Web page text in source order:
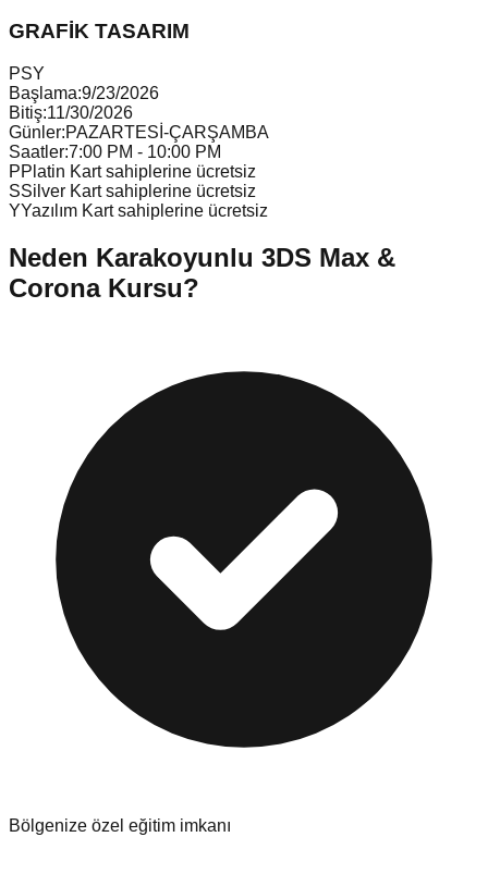
GRAFİK TASARIM
PSY
Başlama:9/23/2026
Bitiş:11/30/2026
Günler:PAZARTESİ-ÇARŞAMBA
Saatler:7:00 PM - 10:00 PM
PPlatin Kart sahiplerine ücretsiz
SSilver Kart sahiplerine ücretsiz
YYazılım Kart sahiplerine ücretsiz
Neden Karakoyunlu 3DS Max &
Corona Kursu?
Bölgenize özel eğitim imkanı